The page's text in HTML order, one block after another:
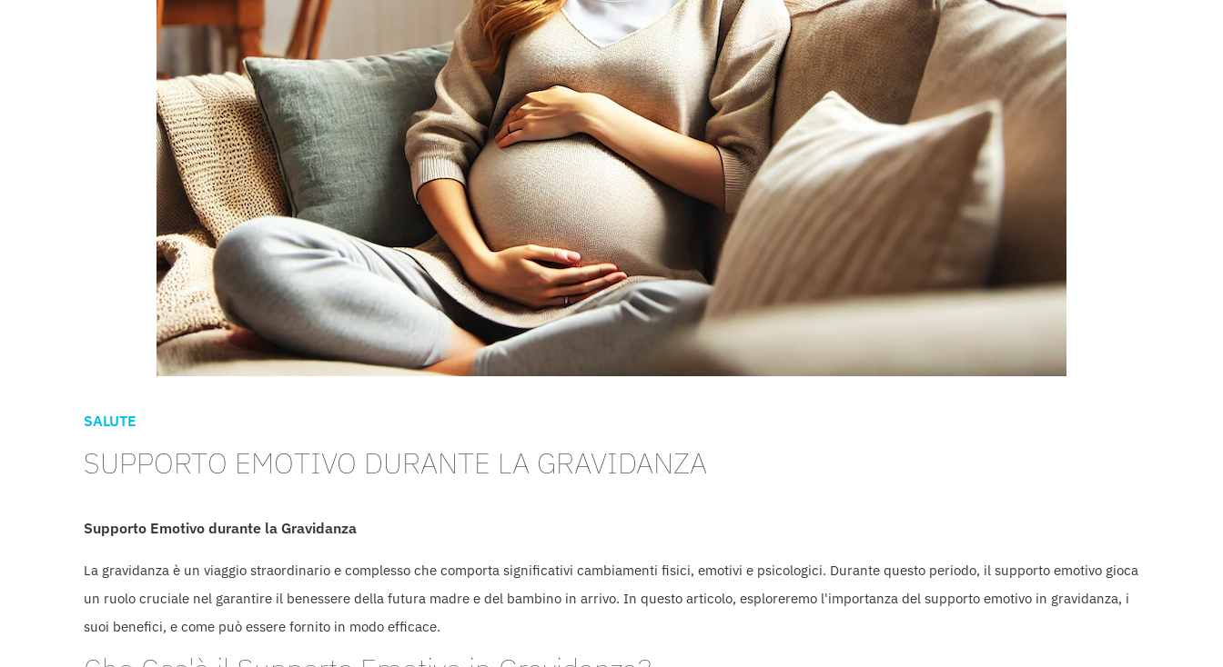
SALUTE
SUPPORTO EMOTIVO DURANTE LA GRAVIDANZA
Supporto Emotivo durante la Gravidanza
La gravidanza è un viaggio straordinario e complesso che comporta significativi cambiamenti fisici, emotivi e psicologici. Durante questo periodo, il supporto emotivo gioca
un ruolo cruciale nel garantire il benessere della futura madre e del bambino in arrivo. In questo articolo, esploreremo l'importanza del supporto emotivo in gravidanza, i
suoi benefici, e come può essere fornito in modo efficace.